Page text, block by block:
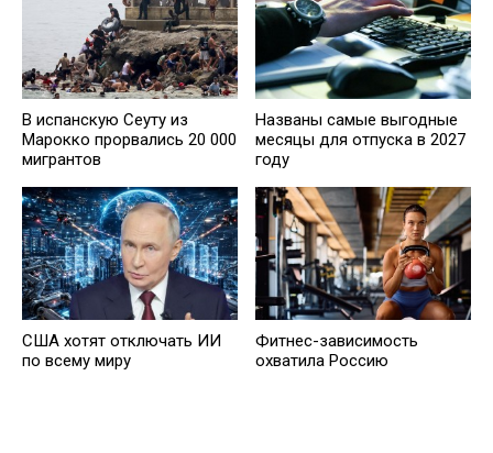
В испанскую Сеуту из
Марокко прорвались 20 000
мигрантов
Названы самые выгодные
месяцы для отпуска в 2027
году
США хотят отключать ИИ
по всему миру
Фитнес-зависимость
охватила Россию